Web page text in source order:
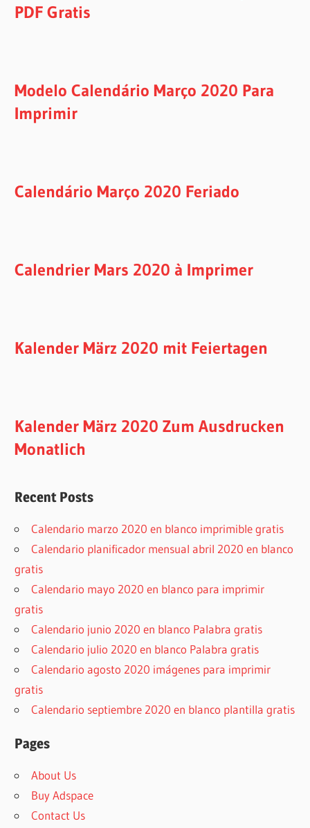
PDF Gratis
Modelo Calendário Março 2020 Para
Imprimir
Calendário Março 2020 Feriado
Calendrier Mars 2020 à Imprimer
Kalender März 2020 mit Feiertagen
Kalender März 2020 Zum Ausdrucken
Monatlich
Recent Posts
Calendario marzo 2020 en blanco imprimible gratis
Calendario planificador mensual abril 2020 en blanco
gratis
Calendario mayo 2020 en blanco para imprimir
gratis
Calendario junio 2020 en blanco Palabra gratis
Calendario julio 2020 en blanco Palabra gratis
Calendario agosto 2020 imágenes para imprimir
gratis
Calendario septiembre 2020 en blanco plantilla gratis
Pages
About Us
Buy Adspace
Contact Us